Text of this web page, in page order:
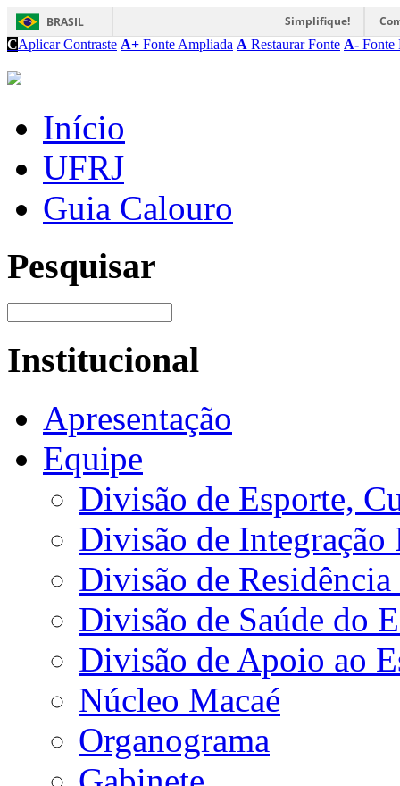
BRASIL Simplifique!
CAplicar Contraste A+ Fonte Ampliada A Restaurar Fonte A- Fonte
Início
UFRJ
Guia Calouro
Pesquisar
Institucional
Apresentação
Equipe
Divisão de Esporte,
Divisão de Integração
Divisão de
Divisão de Saúde do
Divisão de Apoio ao
Núcleo Macaé
Organograma